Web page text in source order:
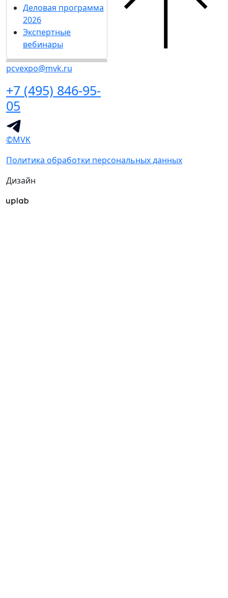
Деловая программа
2026
Экспертные
вебинары
pcvexpo@mvk.ru
+7 (495) 846-95-
05
©MVK
Политика обработки персональных данных
Дизайн